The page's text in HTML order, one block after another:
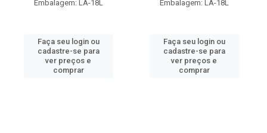
Embalagem: LA-18L
Faça seu login ou
cadastre-se para
ver preços e
comprar
Embalagem: LA-18L
Faça seu login ou
cadastre-se para
ver preços e
comprar